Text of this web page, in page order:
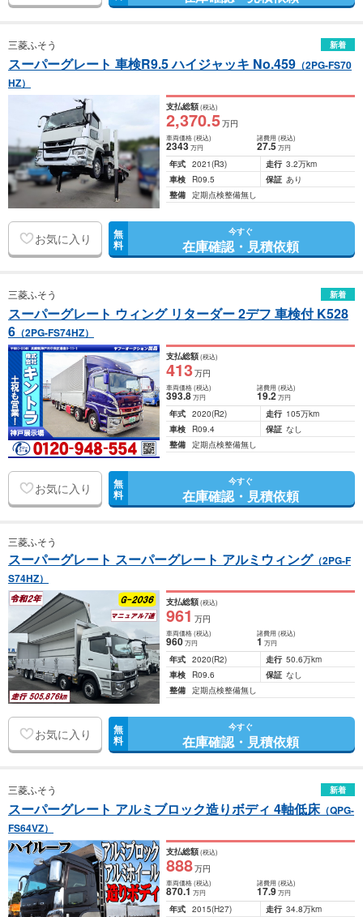
三菱ふそう 新着
スーパーグレート 車検R9.5 ハイジャッキ No.459 （2PG-FS70
HZ）
支払総額(税込)
2,370.5万円
車両価格(税込)
2343万円
諸費用 (税込)
27.5 万円
年式 2021(R3) 走行 3.2万km
車検
R09.5 保証 あり
整備 定期点検整備無し
お気に入り 無
料
今すぐ
在庫確認・見積依頼
三菱ふそう 新着
スーパーグレート ウィング リターダー 2デフ 車検付 K528
6 （2PG-FS74HZ）
支払総額(税込)
413万円
車両価格(税込)
393.8万円
諸費用 (税込)
19.2 万円
年式 2020(R2) 走行 105万km
車検
R09.4 保証 なし
整備 定期点検整備無し
お気に入り 無
料
今すぐ
在庫確認・見積依頼
三菱ふそう
スーパーグレート スーパーグレート アルミウィング（2PG-F
S74HZ）
支払総額(税込)
961 万円
車両価格(税込)
960万円
諸費用 (税込)
1 万円
年式 2020(R2) 走行 50.6万km
車検
R09.6 保証 なし
整備 定期点検整備無し
お気に入り 無
料
今すぐ
在庫確認・見積依頼
三菱ふそう 新着
スーパーグレート アルミブロック造りボディ 4軸低床（QPG-
FS64VZ）
支払総額(税込)
888万円
車両価格(税込)
870.1万円
諸費用 (税込)
17.9 万円
年式 2015(H27) 走行 34.8万km